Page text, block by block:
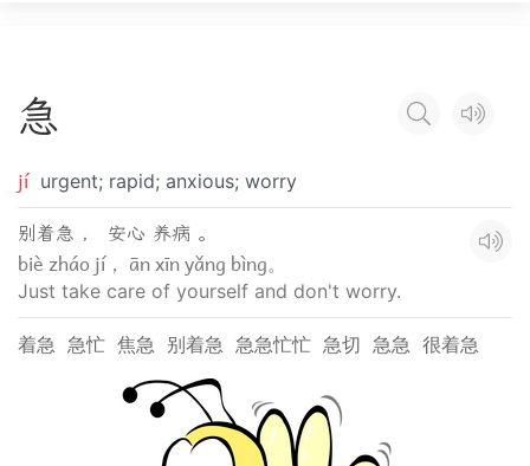
急
jí urgent; rapid; anxious; worry
别着急 ， 安心 养病 。
biè zháo jí， ān xīn yǎng bìng。
Just take care of yourself and don't worry.
着急 急忙 焦急 别着急 急急忙忙 急切 急急 很着急